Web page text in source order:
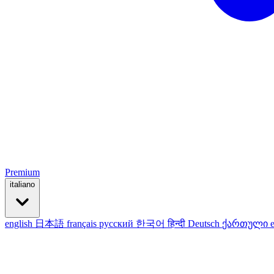
Premium
italiano
english 日本語 français русский 한국어हिन्दी Deutsch ქართული